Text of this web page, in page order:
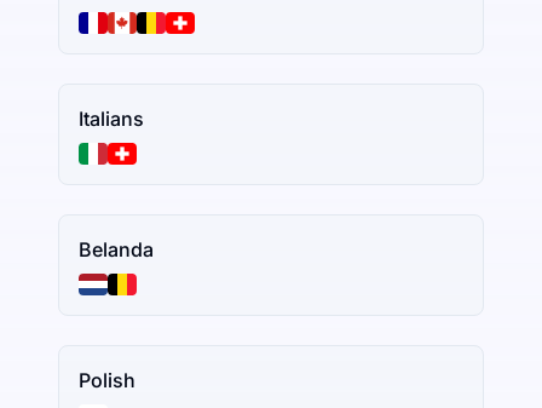
Italians
Belanda
Polish